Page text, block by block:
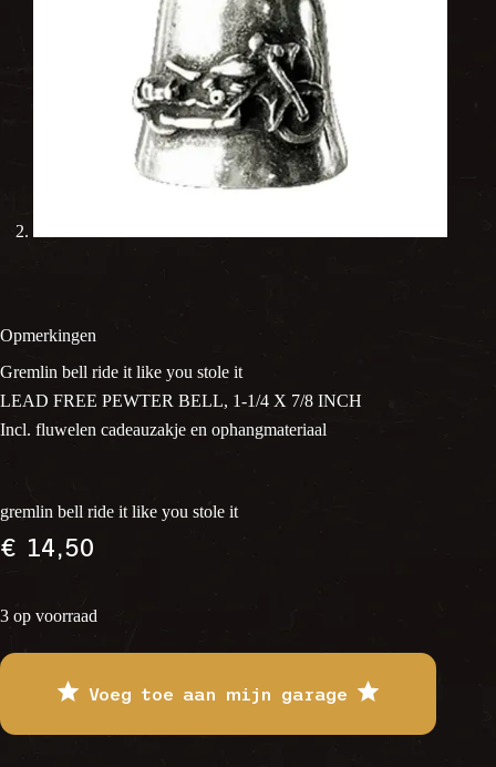
Opmerkingen
Gremlin bell ride it like you stole it
LEAD FREE PEWTER BELL, 1-1/4 X 7/8 INCH
Incl. fluwelen cadeauzakje en ophangmateriaal
gremlin bell ride it like you stole it
€14,50
3 op voorraad
Voeg toe aan mijn garage